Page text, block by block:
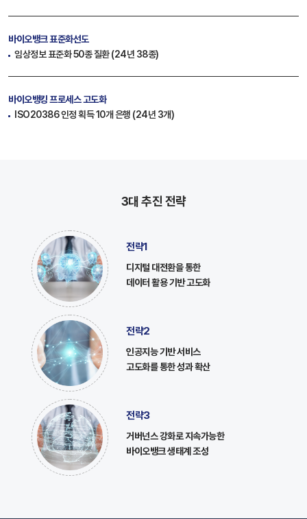
바이오뱅크 표준화선도
임상정보 표준화 50종 질환 (24년 38종)
바이오뱅킹 프로세스 고도화
ISO20386 인정 획득 10개 은행 (24년 3개)
3대 추진 전략
전략1
디지털 대전환을 통한
데이터 활용 기반 고도화
전략2
인공지능 기반 서비스
고도화를 통한 성과 확산
전략3
거버넌스 강화로 지속가능한
바이오뱅크 생태계 조성